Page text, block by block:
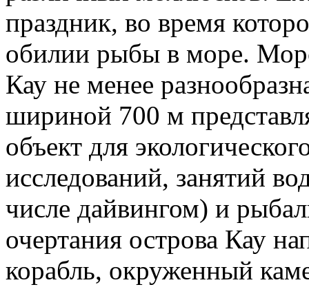
праздник, во время
обилии рыбы в море.
Кау не менее
шириной 700 м
объект для
исследований, занятий
числе дайвингом) и
очертания острова Кау
корабль, окруженный